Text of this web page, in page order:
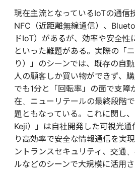
現在主流となっているIoTの通信
NFC（近距離無線通信）、
ドIoT）があるが、効率や安全
といった難題がある。実際の「
り）」のシーンでは、既存の自
人の顧客しか買い物ができず、
でも1分と「回転率」の面で支
在、ニューリテールの最終段階
題ともなっている。これに関し
Keji）」は自社開発した可視光
り高効率で安全な情報通信を実
ントランスセキュリティ、交通
ルなどのシーンで大規模に活用さ